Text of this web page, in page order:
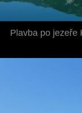
Plavba po jezeře